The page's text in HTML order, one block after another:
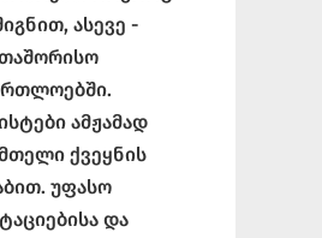
ასევე -
ამჟამად
ქვეყნის
უფასო
და